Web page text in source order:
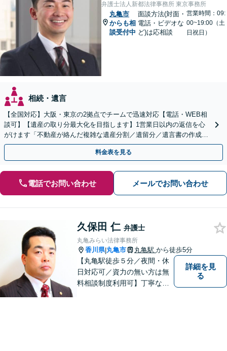
弁護士法人新都法律事務所 東京事務所
丸亀市
からも相
談受付中
面談方法(対面・
電話・ビデオな
ど)は応相談
営業時間：09:
00~19:00（土
日祝日）
相続・遺言
【全国対応】大阪・東京の2拠点でチームで迅速対応【電話・WEB相
談可】【遺産の取り分最大化を目指します】1営業日以内の返信を心
がけます「不動産が絡んだ複雑な遺産分割／遺留分／遺言書の作成・
執行／事業承継など、お任せください」【休日相談あり】
料金表を見る
電話でお問い合わせ メールでお問い合わせ
久保田 仁 弁護士
丸亀みらい法律事務所
香川県|丸亀市 丸亀駅 から徒歩5分
【丸亀駅徒歩５分／夜間・休
日対応可／資力の無い方は無
料相談制度利用可】丁寧な対
詳細を見
る